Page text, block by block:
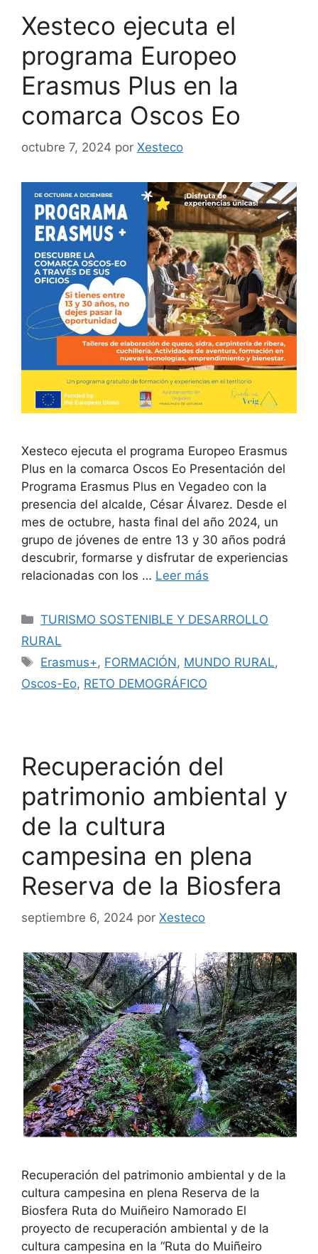
Xesteco ejecuta el
programa Europeo
Erasmus Plus en la
comarca Oscos Eo​
octubre 7, 2024 por Xesteco
Xesteco ejecuta el programa Europeo Erasmus
Plus en la comarca Oscos Eo Presentación del
Programa Erasmus Plus en Vegadeo con la
presencia del alcalde, César Álvarez. Desde el
mes de octubre, hasta final del año 2024, un
grupo de jóvenes de entre 13 y 30 años podrá
descubrir, formarse y disfrutar de experiencias
relacionadas con los … Leer más
TURISMO SOSTENIBLE Y DESARROLLO
RURAL
Erasmus+, FORMACIÓN, MUNDO RURAL,
Oscos-Eo, RETO DEMOGRÁFICO
Recuperación del
patrimonio ambiental y
de la cultura
campesina en plena
Reserva de la Biosfera
septiembre 6, 2024 por Xesteco
Recuperación del patrimonio ambiental y de la
cultura campesina en plena Reserva de la
Biosfera Ruta do Muiñeiro Namorado El
proyecto de recuperación ambiental y de la
cultura campesina en la “Ruta do Muiñeiro